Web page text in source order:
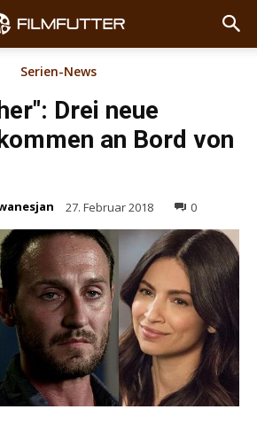
Serien-News
Drei neue
an Bord von
27. Februar 2018 0